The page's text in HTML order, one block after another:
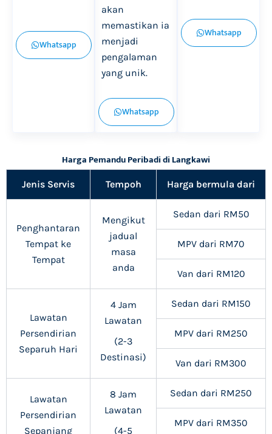
Whatsapp
akan
memastikan ia
menjadi
pengalaman
yang unik.
Whatsapp
Whatsapp
Harga Pemandu Peribadi di Langkawi
Jenis Servis Tempoh Harga bermula dari
Penghantaran
Tempat ke
Tempat
Mengikut
jadual
masa
anda
Sedan dari RM50
MPV dari RM70
Van dari RM120
Lawatan
Persendirian
Separuh Hari
4 Jam
Lawatan
(2-3
Destinasi)
Sedan dari RM150
MPV dari RM250
Van dari RM300
Lawatan
Persendirian
Sepanjang
8 Jam
Lawatan
(4-5
Sedan dari RM250
MPV dari RM350